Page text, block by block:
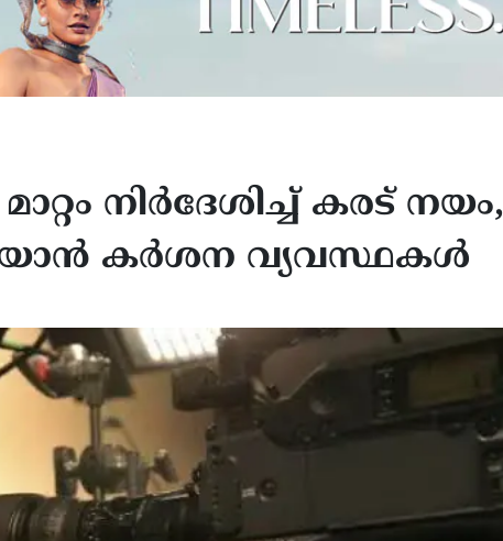
നിർദേശിച്ച് കരട് നയം,
കർശന വ്യവസ്ഥകൾ